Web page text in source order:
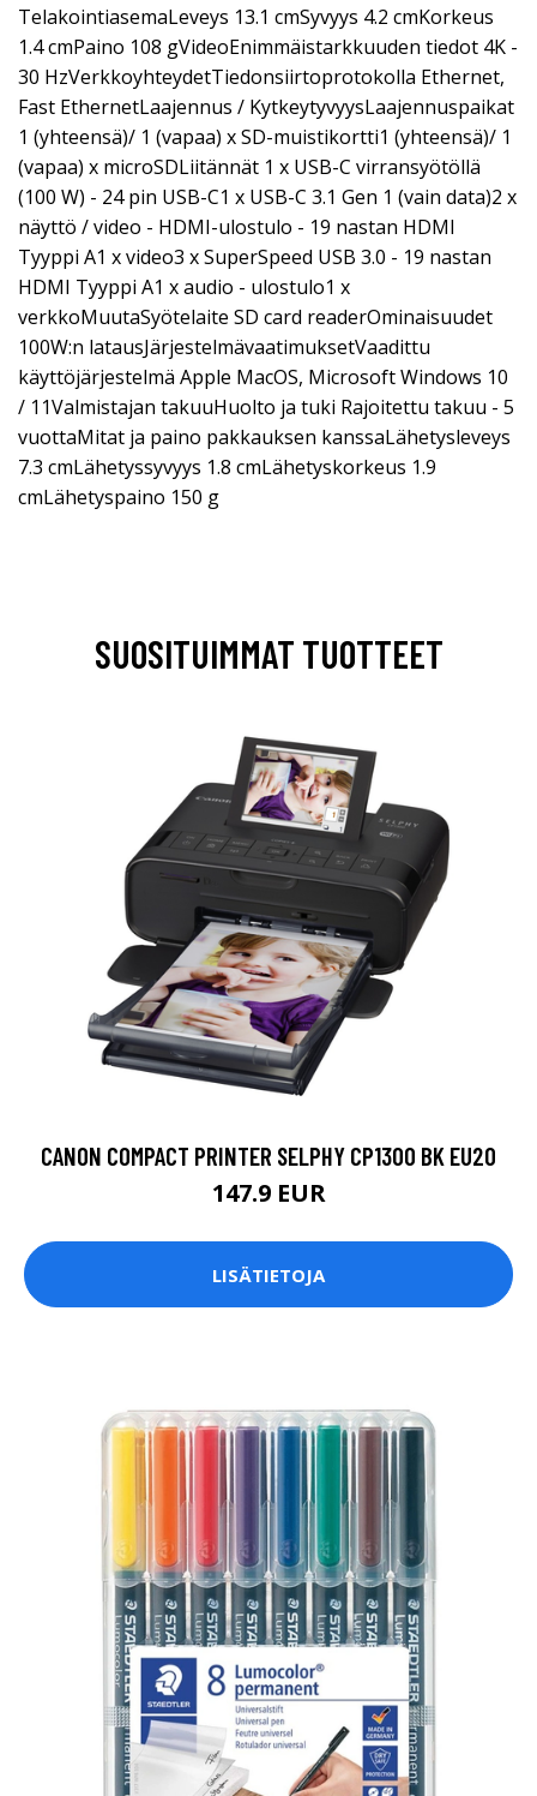
TelakointiasemaLeveys 13.1 cmSyvyys 4.2 cmKorkeus
1.4 cmPaino 108 gVideoEnimmäistarkkuuden tiedot 4K -
30 HzVerkkoyhteydetTiedonsiirtoprotokolla Ethernet,
Fast EthernetLaajennus / KytkeytyvyysLaajennuspaikat
1 (yhteensä)/ 1 (vapaa) x SD-muistikortti1 (yhteensä)/ 1
(vapaa) x microSDLiitännät 1 x USB-C virransyötöllä
(100 W) - 24 pin USB-C1 x USB-C 3.1 Gen 1 (vain data)2 x
näyttö / video - HDMI-ulostulo - 19 nastan HDMI
Tyyppi A1 x video3 x SuperSpeed USB 3.0 - 19 nastan
HDMI Tyyppi A1 x audio - ulostulo1 x
verkkoMuutaSyötelaite SD card readerOminaisuudet
100W:n latausJärjestelmävaatimuksetVaadittu
käyttöjärjestelmä Apple MacOS, Microsoft Windows 10
/ 11Valmistajan takuuHuolto ja tuki Rajoitettu takuu - 5
vuottaMitat ja paino pakkauksen kanssaLähetysleveys
7.3 cmLähetyssyvyys 1.8 cmLähetyskorkeus 1.9
cmLähetyspaino 150 g
SUOSITUIMMAT TUOTTEET
CANON COMPACT PRINTER SELPHY CP1300 BK EU20
147.9 EUR
LISÄTIETOJA